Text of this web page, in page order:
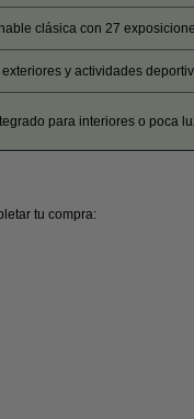
clásica con 27
y actividades
para interiores o poca
tu compra: